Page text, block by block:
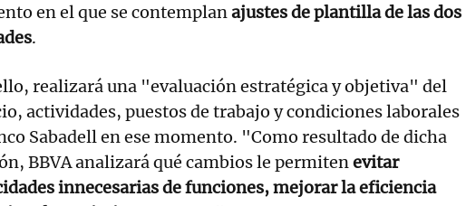
en el que se contemplanajustes de plantilla de las dos
.
realizará una "evaluación estratégica y objetiva" del
actividades, puestos de trabajo y condiciones laborales
Sabadell en ese momento. "Como resultado de dicha
BBVA analizará qué cambios le permitenevitar
innecesarias de funciones, mejorar la eficiencia